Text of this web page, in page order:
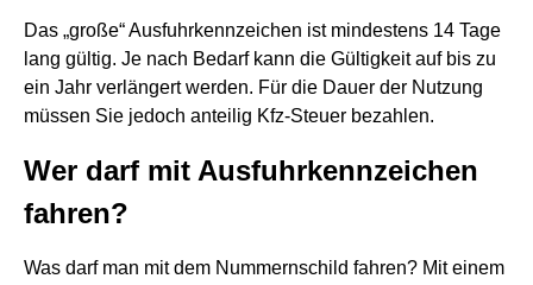
Das „große“ Ausfuhrkennzeichen ist mindestens 14 Tage
lang gültig. Je nach Bedarf kann die Gültigkeit auf bis zu
ein Jahr verlängert werden. Für die Dauer der Nutzung
müssen Sie jedoch anteilig Kfz-Steuer bezahlen.
Wer darf mit Ausfuhrkennzeichen
fahren?
Was darf man mit dem Nummernschild fahren? Mit einem